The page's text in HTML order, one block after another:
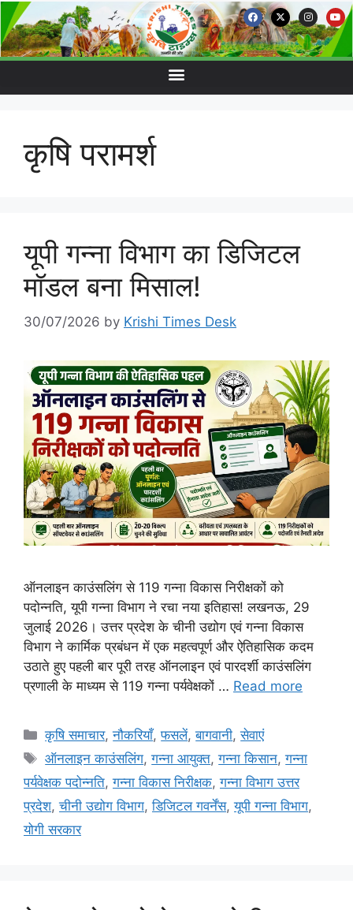
कृषि परामर्श
यूपी गन्ना विभाग का डिजिटल
मॉडल बना मिसाल!
30/07/2026 by Krishi Times Desk
ऑनलाइन काउंसलिंग से 119 गन्ना विकास निरीक्षकों को
पदोन्नति, यूपी गन्ना विभाग ने रचा नया इतिहास! लखनऊ, 29
जुलाई 2026। उत्तर प्रदेश के चीनी उद्योग एवं गन्ना विकास
विभाग ने कार्मिक प्रबंधन में एक महत्वपूर्ण और ऐतिहासिक कदम
उठाते हुए पहली बार पूरी तरह ऑनलाइन एवं पारदर्शी काउंसलिंग
प्रणाली के माध्यम से 119 गन्ना पर्यवेक्षकों … Read more
कृषि समाचार,नौकरियाँ,फसलें,बागवानी,सेवाएं
ऑनलाइन काउंसलिंग,गन्ना आयुक्त,गन्ना किसान,गन्ना
पर्यवेक्षक पदोन्नति,गन्ना विकास निरीक्षक,गन्ना विभाग उत्तर
प्रदेश,चीनी उद्योग विभाग,डिजिटल गवर्नेंस,यूपी गन्ना विभाग,
योगी सरकार